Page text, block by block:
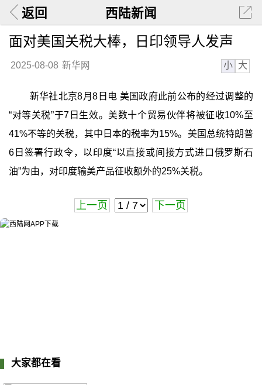
返回 西陆新闻
面对美国关税大棒，日印领导人发声
2025-08-08 新华网 小 大
新华社北京8月8日电 美国政府此前公布的经过调整的
“对等关税”于7日生效。美数十个贸易伙伴将被征收10%至
41%不等的关税，其中日本的税率为15%。美国总统特朗普
6日签署行政令，以印度“以直接或间接方式进口俄罗斯石
油”为由，对印度输美产品征收额外的25%关税。
上一页 下一页
大家都在看